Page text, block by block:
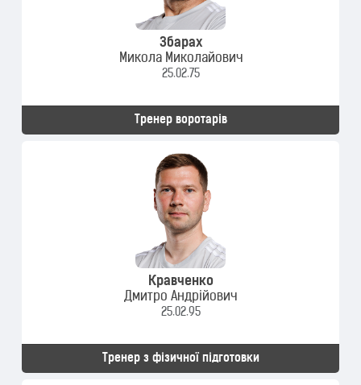
Збарах
Микола Миколайович
25.02.75
Тренер воротарів
Кравченко
Дмитро Андрійович
25.02.95
Тренер з фізичної підготовки